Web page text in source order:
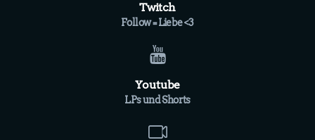
Twitch
Follow = Liebe <3
Youtube
LPs und Shorts